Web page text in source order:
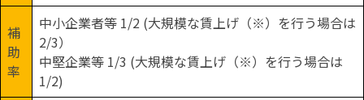
補
助
率
中小企業者等 1/2 (大規模な賃上げ（※）を行う場合は
2/3）
中堅企業等 1/3 (大規模な賃上げ（※）を行う場合は
1/2)